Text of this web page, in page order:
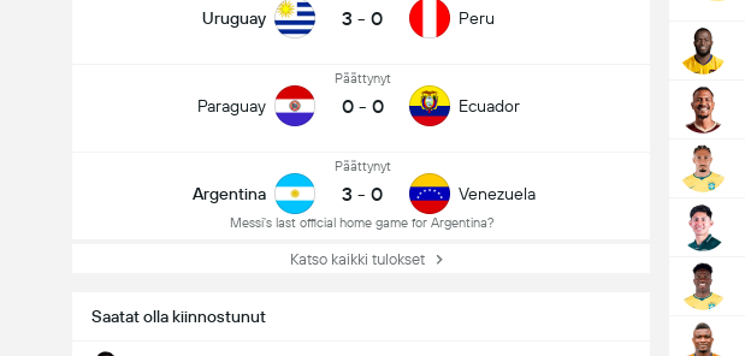
Uruguay 3 - 0 Peru
Paraguay
Päättynyt
0 - 0 Ecuador
Argentina
Päättynyt
3 - 0
Messi's last official home game for Argentina?
Venezuela
Katso kaikki tulokset
Saatat olla kiinnostunut